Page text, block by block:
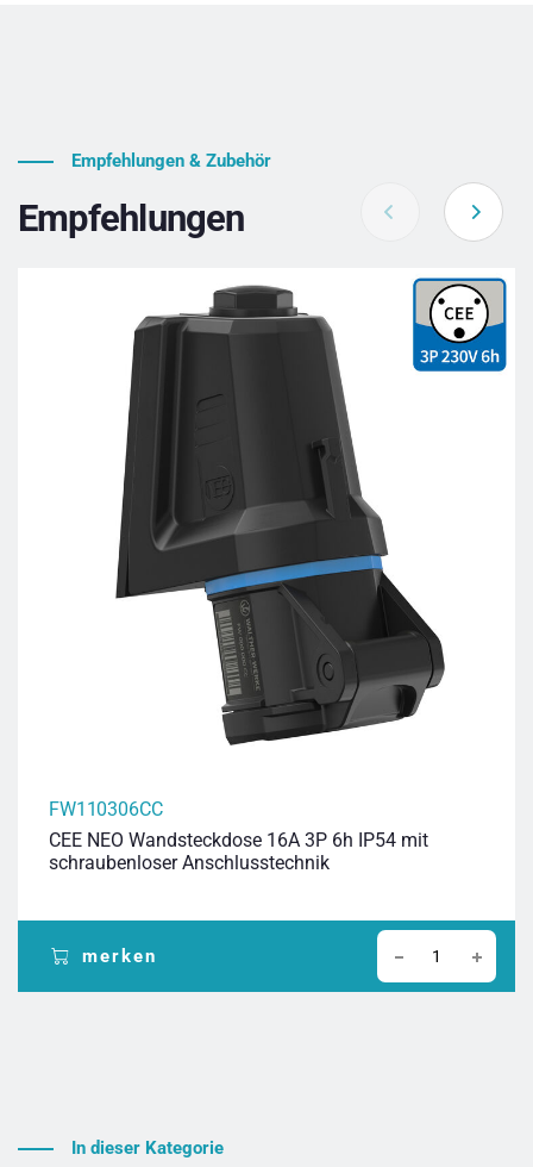
Empfehlungen & Zubehör
Empfehlungen
FW110306CC
CEE NEO Wandsteckdose 16A 3P 6h IP54 mit
schraubenloser Anschlusstechnik
merken
In dieser Kategorie